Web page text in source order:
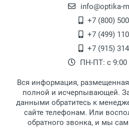
Ширина мостика:
Степень защиты:
Тип оправы:
Материал линзы:
Материал оправы:
Материал дужки:
Оплата
наличными
выдачи товара.
Перечисление средств
офисе по
Переведеновский
второй этаж, тел. +7
После того, как
выдачи, наш
клиентом и
товара.
Для получения
обязательно иметь
Заказ необходимо
рабочих дней с
info@optika-
+7 (800)
+7 (499)
+7 (915)
ПН-ПТ: с 9:00
Вся информация, размещенная
полной и исчерпывающей.
данными обратитесь к
сайте телефонам. Или
обратного звонка, и мы